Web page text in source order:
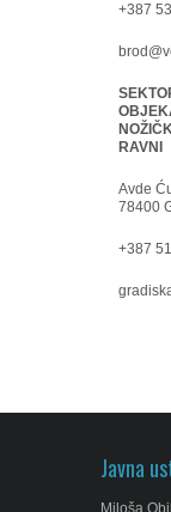
+387
RAVNI
Avde
78400
+387
Javna